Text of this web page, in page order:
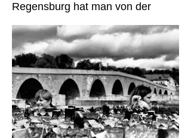
Regensburg hat man von der
Eisernen Brücke. Auf der Donau
fährt gerade die "Siebnerin" der
Nachbau eines traditionellen
Holzschiffs, vorbei. Mit Dom,
Salzstadl, Steinerner Brücke, der
Altstadt etc. ist Regensburg wohl
einer der schönsten Orte, den ich
kenne. Ich bin immer wieder gerne